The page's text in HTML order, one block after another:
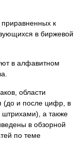
приравненных к
в биржевой
в алфавитном
области
(до и после цифр, в
штрихами), а также
в обзорной
по теме